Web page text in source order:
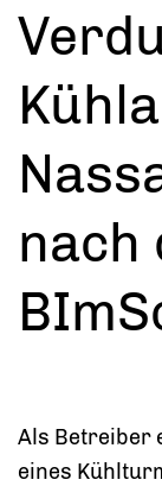
nach
Als Betreiber
eines